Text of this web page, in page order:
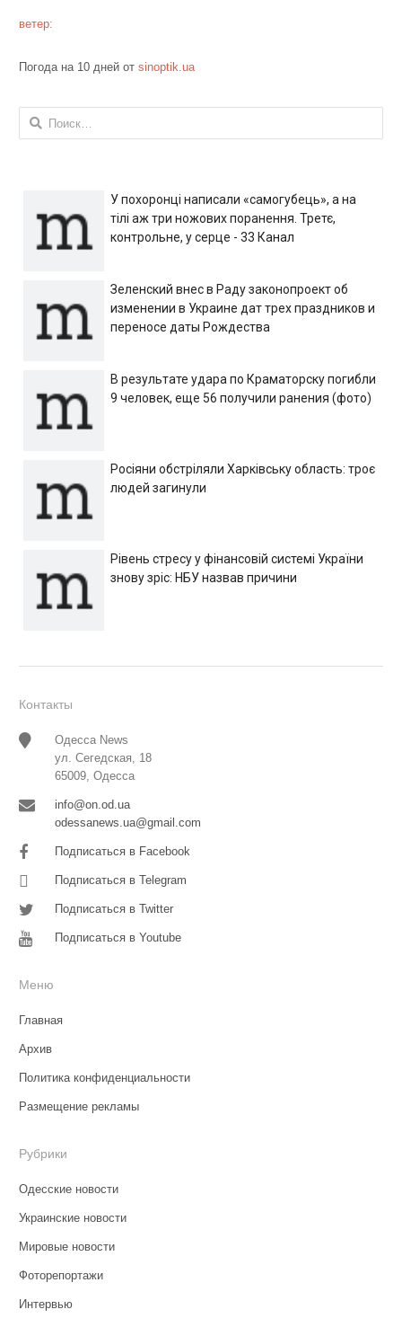
ветер:
Погода на 10 дней от sinoptik.ua
Найти:
У похоронці написали «самогубець», а на
тілі аж три ножових поранення. Третє,
контрольне, у серце - 33 Канал
Зеленский внес в Раду законопроект об
изменении в Украине дат трех праздников и
переносе даты Рождества
В результате удара по Краматорску погибли
9 человек, еще 56 получили ранения (фото)
Росіяни обстріляли Харківську область: троє
людей загинули
Рівень стресу у фінансовій системі України
знову зріс: НБУ назвав причини
Контакты
Одесса News
ул. Сегедская, 18
65009, Одесса
info@on.od.ua
odessanews.ua@gmail.com
Подписаться в Facebook
Подписаться в Telegram
Подписаться в Twitter
Подписаться в Youtube
Меню
Главная
Архив
Политика конфиденциальности
Размещение рекламы
Рубрики
Одесские новости
Украинские новости
Мировые новости
Фоторепортажи
Интервью